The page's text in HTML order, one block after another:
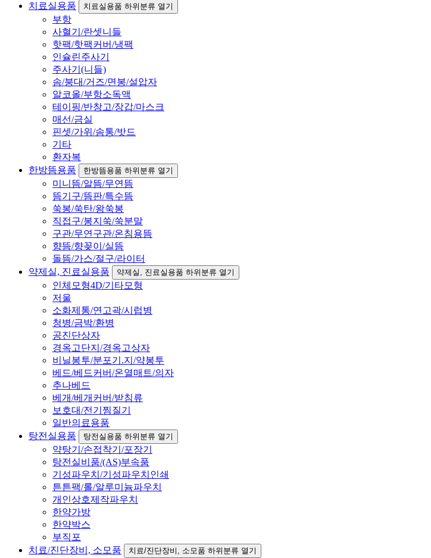
치료실용품
치료실용품 하위분류 열기
부항
사혈기/란셋니들
핫팩/핫팩커버/냉팩
인슐린주사기
주사기(니들)
솜/붕대/거즈/면봉/설압자
알코올/부항소독액
테이핑/반창고/장갑/마스크
매선/금실
핀셋/가위/솜통/밧드
기타
환자복
한방뜸용품
한방뜸용품 하위분류 열기
미니뜸/알뜸/무연뜸
뜸기구/뜸판/특수뜸
쑥봉/쑥탄/왕쑥봉
직접구/봉지쑥/쑥분말
구관/무연구관/온침용뜸
향뜸/향꽂이/실뜸
돌뜸/가스/절구/라이터
약제실, 진료실용품
약제실, 진료실용품 하위분류 열기
인체모형4D/기타모형
저울
소화제통/연고곽/시럽병
청병/금박/환병
공진단상자
경옥고단지/경옥고상자
비닐봉투/분포기.지/약봉투
베드/베드커버/온열매트/의자
추나베드
베개/베개커버/받침류
보호대/전기찜질기
일반의료용품
탕전실용품
탕전실용품 하위분류 열기
약탕기/손접착기/포장기
탕전실비품/(AS)부속품
기성파우치/기성파우치인쇄
튼튼팩/롤/알루미늄파우치
개인상호제작파우치
한약가방
한약박스
부직포
치료/진단장비, 소모품
치료/진단장비, 소모품 하위분류 열기